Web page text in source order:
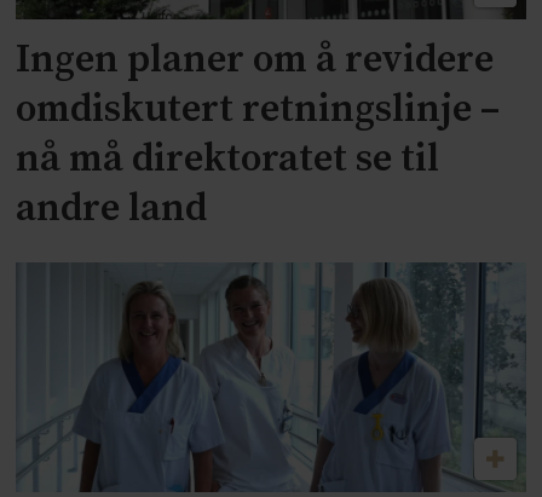
Ingen planer om å revidere
omdiskutert retningslinje –
nå må direktoratet se til
andre land